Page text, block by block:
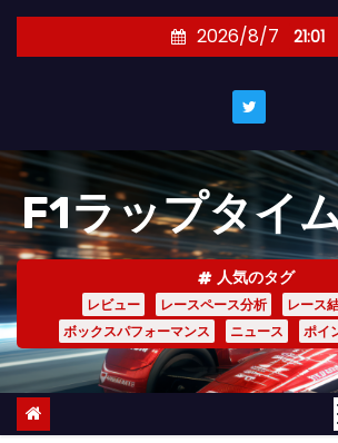
キ
ッ
プ
2026/8/7 21:01
F1ラップタイ
人気のタグ
レビュー レースペース分析 レース
ボックスパフォーマンス
ニュース ポイ